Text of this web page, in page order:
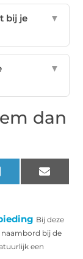
bij je
▼
▼
dan
LinkedIn Email
Bij deze
bij de
een